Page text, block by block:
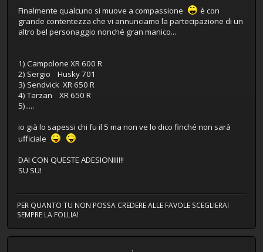
Finalmente qualcuno si muove a compassione
è con
grande contentezza che vi annunciamo la partecipazione di un
altro bel personaggio nonché gran manico...
1) Campolone XR 600 R
2) Sergio Husky 701
3) Sendvick XR 650 R
4) Tarzan XR 650 R
5).....
io già lo sapessi chi fu il 5 ma non ve lo dico finché non sarà
ufficiale
DAI CON QUESTE ADESIONIIII!!
SU SU!
PER QUANTO TU NON POSSA CREDERE ALLE FAVOLE SCEGLIERAI
SEMPRE LA FOLLIA!